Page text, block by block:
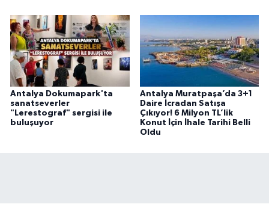
Antalya Dokumapark'ta
sanatseverler
"Lerestograf" sergisi ile
buluşuyor
Antalya Muratpaşa’da 3+1
Daire İcradan Satışa
Çıkıyor! 6 Milyon TL’lik
Konut İçin İhale Tarihi Belli
Oldu